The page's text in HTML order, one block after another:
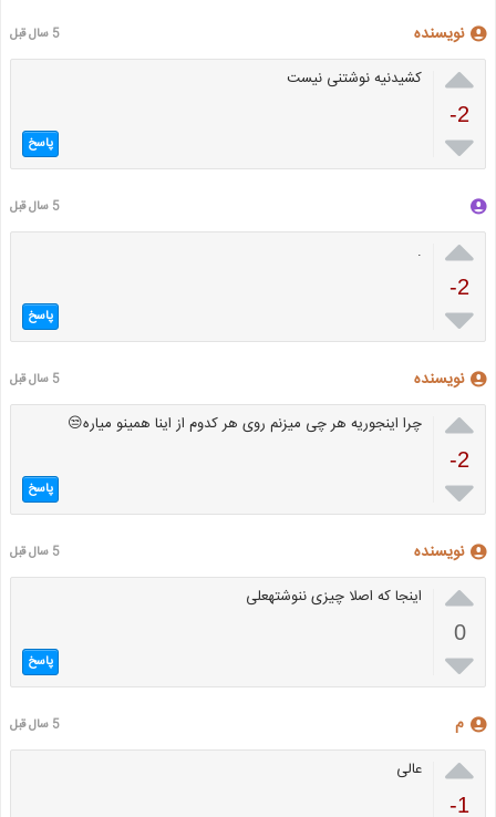
نویسنده 5 سال قبل

-2

کشیدنیه نوشتنی نیست
پاسخ
5 سال قبل

-2

.
پاسخ
نویسنده 5 سال قبل

-2

چرا اینجوریه هر چی میزنم روی هر کدوم از اینا همینو میاره😒
پاسخ
نویسنده 5 سال قبل

0

اینجا که اصلا چیزی ننوشتهعلی
پاسخ
م 5 سال قبل

-1
عالی